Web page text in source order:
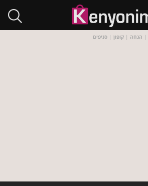
| הנחה | קופון | סניפים